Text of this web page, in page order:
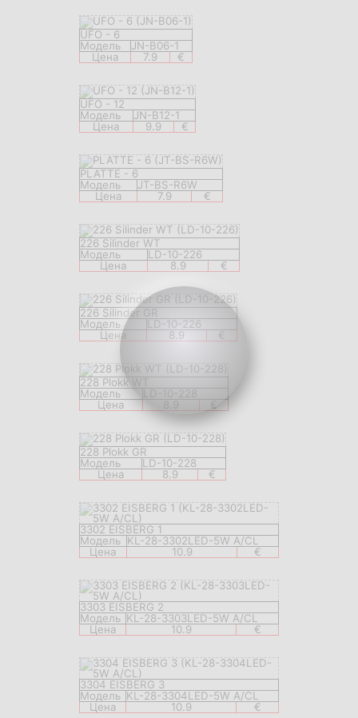
UFO - 6
Модель
JN-B06-1
Цена
7.9 €
UFO - 12
Модель
JN-B12-1
Цена
9.9 €
PLATTE - 6
Модель
JT-BS-R6W
Цена
7.9 €
226 Silinder WT
Модель
LD-10-226
Цена
8.9 €
226 Silinder GR
Модель
LD-10-226
Цена
8.9 €
228 Plokk WT
Модель
LD-10-228
Цена
8.9 €
228 Plokk GR
Модель
LD-10-228
Цена
8.9 €
3302 EISBERG 1
Модель KL-28-3302LED-5W A/CL
Цена
10.9 €
3303 EISBERG 2
Модель KL-28-3303LED-5W A/CL
Цена
10.9 €
3304 EISBERG 3
Модель KL-28-3304LED-5W A/CL
Цена
10.9 €